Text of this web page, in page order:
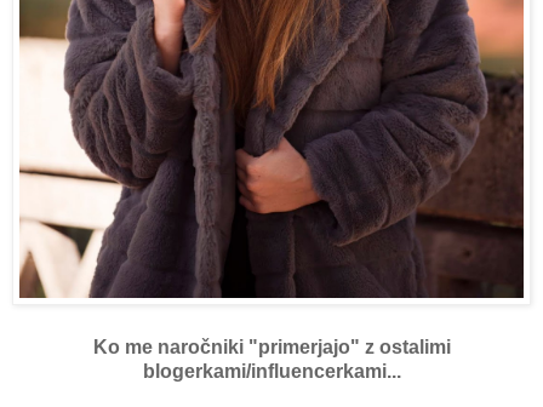
Ko me naročniki "primerjajo" z ostalimi
blogerkami/influencerkami...